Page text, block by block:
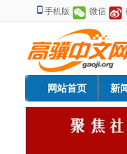
手机版 微信
网站首页 新